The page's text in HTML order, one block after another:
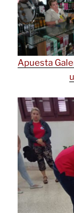
Apuesta